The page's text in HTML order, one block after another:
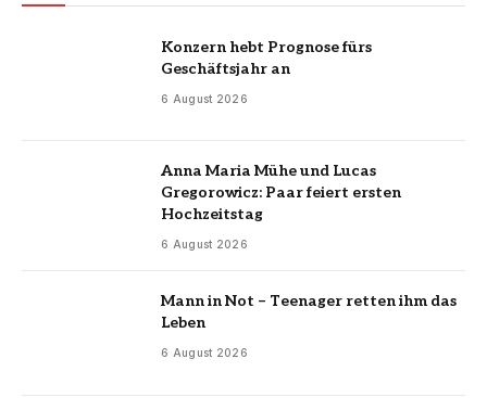
Konzern hebt Prognose fürs
Geschäftsjahr an
6 August 2026
Anna Maria Mühe und Lucas
Gregorowicz: Paar feiert ersten
Hochzeitstag
6 August 2026
Mann in Not – Teenager retten ihm das
Leben
6 August 2026